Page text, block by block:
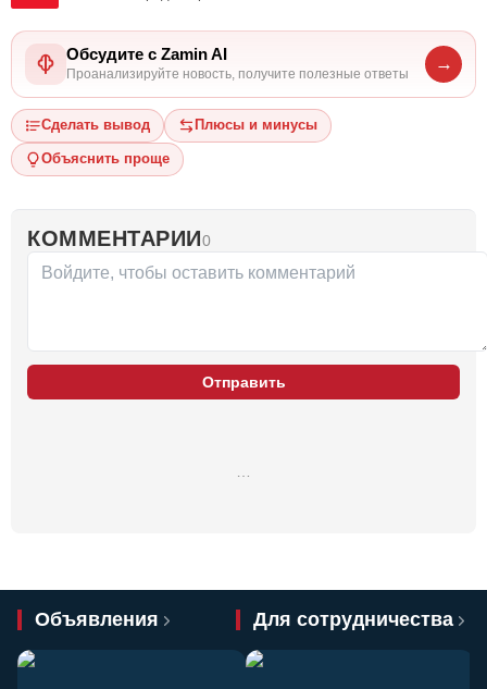
Обсудите с Zamin AI
Проанализируйте новость, получите полезные ответы
→
Сделать вывод Плюсы и минусы
Объяснить проще
КОММЕНТАРИИ0
Отправить
Объявления Для сотрудничества